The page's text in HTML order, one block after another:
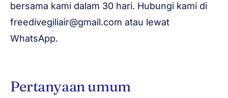
bersama kami dalam 30 hari. Hubungi kami di
freedivegiliair@gmail.com atau lewat
WhatsApp.
Pertanyaan umum